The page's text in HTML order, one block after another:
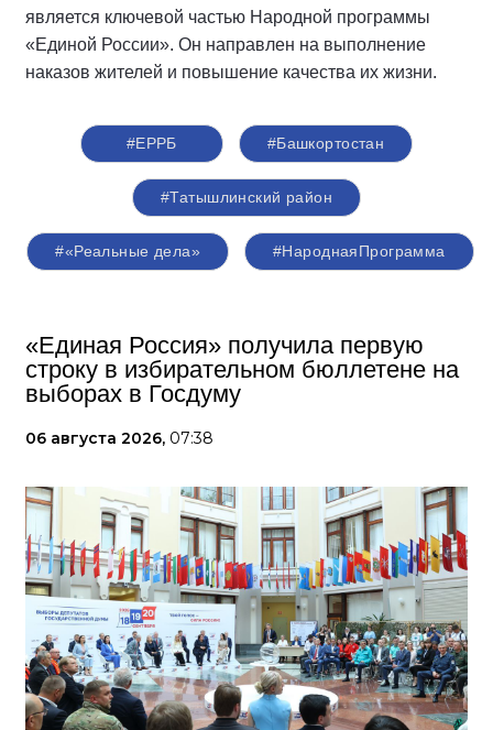
является ключевой частью Народной программы
«Единой России». Он направлен на выполнение
наказов жителей и повышение качества их жизни.
#ЕРРБ #Башкортостан
#Татышлинский район
#«Реальные дела» #НароднаяПрограмма
«Единая Россия» получила первую
строку в избирательном бюллетене на
выборах в Госдуму
06 августа 2026, 07:38